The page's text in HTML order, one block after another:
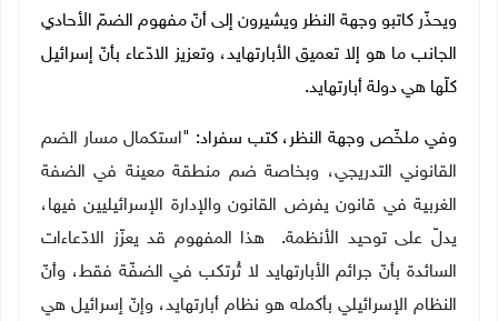
ويحذّر كاتبو وجهة النظر ويشيرون إلى أنّ مفهوم الضمّ الأحادي
الجانب ما هو إلا تعميق الأبارتهايد، وتعزيز الادّعاء بأنّ إسرائيل
كلّها هي دولة أبارتهايد.
وفي ملخّص وجهة النظر، كتب سفراد: "استكمال مسار الضم
القانوني التدريجي، وبخاصة ضم منطقة معينة في الضفة
الغربية في قانون يفرض القانون والإدارة الإسرائيليين فيها،
يدلّ على توحيد الأنظمة. هذا المفهوم قد يعزّز الادّعاءات
السائدة بأنّ جرائم الأبارتهايد لا تُرتكب في الضفّة فقط، وأنّ
النظام الإسرائيلي بأكمله هو نظام أبارتهايد، وإنّ إسرائيل هي